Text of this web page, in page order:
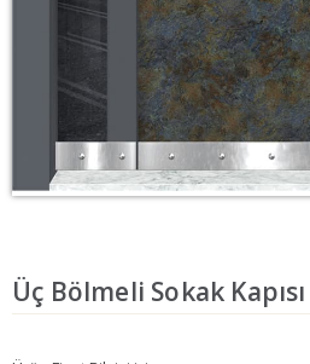
Üç Bölmeli Sokak